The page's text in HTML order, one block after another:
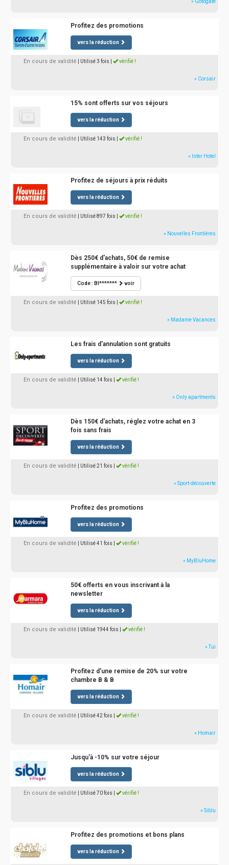
» Gotogate
Profitez des promotions
vers la réduction
En cours de validité | Utilisé 3 fois vérifié !
» Corsair
15% sont offerts sur vos séjours
vers la réduction
En cours de validité | Utilisé 143 fois vérifié !
» Inter Hotel
Profitez de séjours à prix réduits
vers la réduction
En cours de validité | Utilisé 897 fois vérifié !
» Nouvelles Frontières
Dès 250€ d'achats, 50€ de remise
supplémentaire à valoir sur votre achat
Code : BI******* voir
En cours de validité | Utilisé 145 fois vérifié !
» Madame Vacances
Les frais d'annulation sont gratuits
vers la réduction
En cours de validité | Utilisé 14 fois vérifié !
» Only apartments
Dès 150€ d'achats, réglez votre achat en 3
fois sans frais
vers la réduction
En cours de validité | Utilisé 21 fois vérifié !
» Sport-découverte
Profitez des promotions
vers la réduction
En cours de validité | Utilisé 41 fois vérifié !
» MyBluHome
50€ offerts en vous inscrivant à la
newsletter
vers la réduction
En cours de validité | Utilisé 1944 fois vérifié !
» Tui
Profitez d'une remise de 20% sur votre
chambre B & B
vers la réduction
En cours de validité | Utilisé 42 fois vérifié !
» Homair
Jusqu'à -10% sur votre séjour
vers la réduction
En cours de validité | Utilisé 70 fois vérifié !
» Siblu
Profitez des promotions et bons plans
vers la réduction